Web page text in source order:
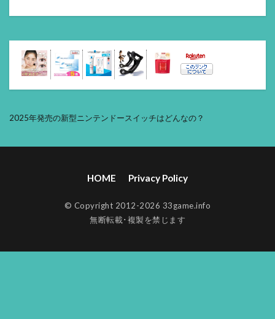
2025年発売の新型ニンテンドースイッチはどんなの？
HOME Privacy Policy
© Copyright 2012-2026 33game.info
無断転載･複製を禁じます